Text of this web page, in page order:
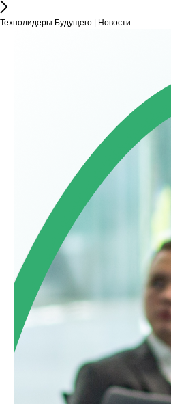
Технолидеры Будущего | Новости